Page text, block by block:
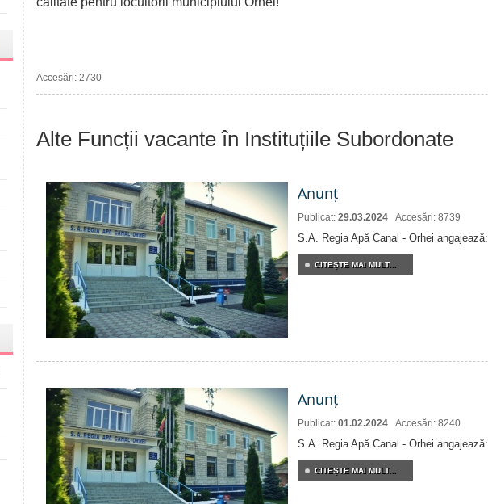
Accesări: 2730
Alte Funcții vacante în Instituțiile Subordonate
Anunț
Publicat: 29.03.2024 Accesări: 8739
S.A. Regia Apă Canal - Orhei angajează:
CITEŞTE MAI MULT...
Anunț
Publicat: 01.02.2024 Accesări: 8240
S.A. Regia Apă Canal - Orhei angajează:
CITEŞTE MAI MULT...